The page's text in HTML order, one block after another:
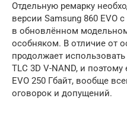
Отдельную ремарку
версии Samsung 860 EVO
в обновлённом
особняком. В отличие от
продолжает использовать
TLC 3D V-NAND, и
EVO 250 Гбайт, вообще
оговорок и допущений.